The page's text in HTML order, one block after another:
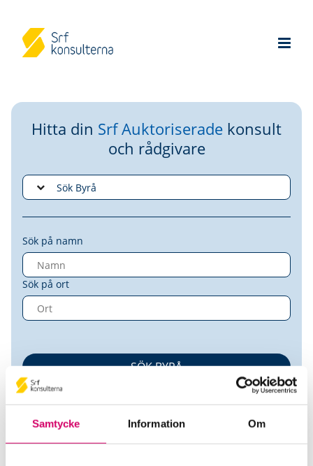
Samtycke Information Om
Hitta din Srf Auktoriserade konsult
och rådgivare
Sök på namn
Sök på ort